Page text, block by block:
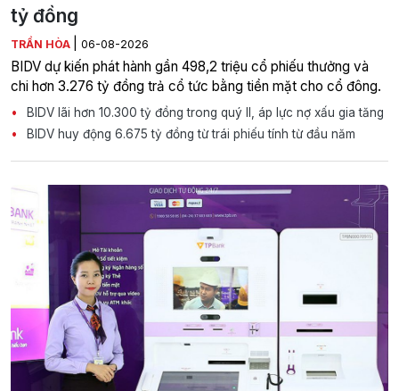
tỷ đồng
TRẦN HÒA 06-08-2026
BIDV dự kiến phát hành gần 498,2 triệu cổ phiếu thưởng và
chi hơn 3.276 tỷ đồng trả cổ tức bằng tiền mặt cho cổ đông.
BIDV lãi hơn 10.300 tỷ đồng trong quý II, áp lực nợ xấu gia tăng
BIDV huy động 6.675 tỷ đồng từ trái phiếu tính từ đầu năm